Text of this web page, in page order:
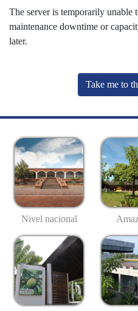
The server is temporarily unable
maintenance downtime or
later.
Take me to
Nivel nacional